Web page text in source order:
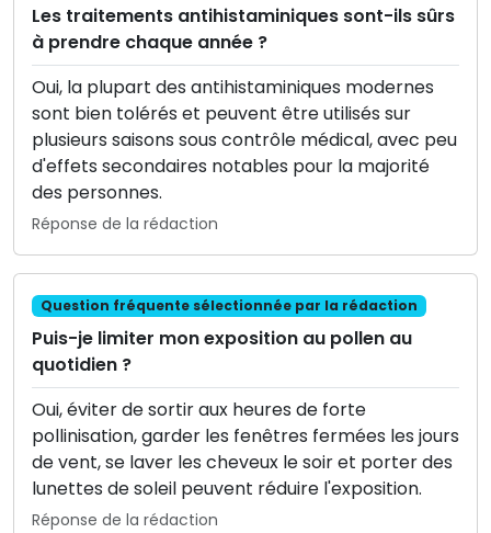
Les traitements antihistaminiques sont-ils sûrs
à prendre chaque année ?
Oui, la plupart des antihistaminiques modernes
sont bien tolérés et peuvent être utilisés sur
plusieurs saisons sous contrôle médical, avec peu
d'effets secondaires notables pour la majorité
des personnes.
Réponse de la rédaction
Question fréquente sélectionnée par la rédaction
Puis-je limiter mon exposition au pollen au
quotidien ?
Oui, éviter de sortir aux heures de forte
pollinisation, garder les fenêtres fermées les jours
de vent, se laver les cheveux le soir et porter des
lunettes de soleil peuvent réduire l'exposition.
Réponse de la rédaction